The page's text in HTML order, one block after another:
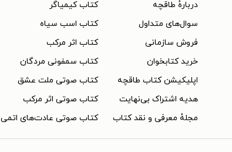
دربارهٔ طاقچه
سوال‌های متداول
فروش سازمانی
خرید کتابخوان
اپلیکیشن کتاب طاقچه
هدیه اشتراک بی‌نهایت
مجلهٔ معرفی و نقد کتاب
کتاب کیمیاگر
کتاب اسب سیاه
کتاب اثر مرکب
کتاب سمفونی مردگان
کتاب صوتی ملت عشق
کتاب صوتی اثر مرکب
کتاب صوتی عادت‌های اتمی